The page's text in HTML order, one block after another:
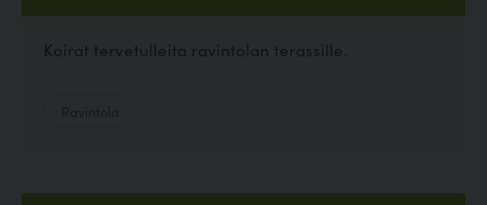
Koirat tervetulleita ravintolan terassille.